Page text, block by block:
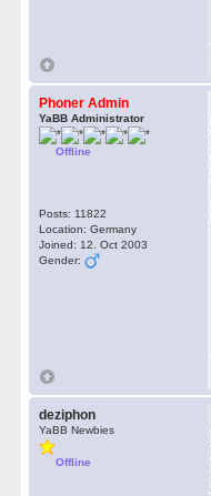
Phoner Admin
YaBB Administrator
Offline
Posts: 11822
Location: Germany
Joined: 12. Oct 2003
Gender:
deziphon
YaBB Newbies
Offline